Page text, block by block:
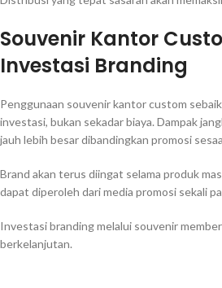
Souvenir Kantor
Investasi Branding
Penggunaan souvenir kantor custom
investasi, bukan sekadar biaya. Dampak
jauh lebih besar dibandingkan promosi
Brand akan terus diingat selama produk
dapat diperoleh dari media promosi sekali
Investasi branding melalui souvenir
berkelanjutan.